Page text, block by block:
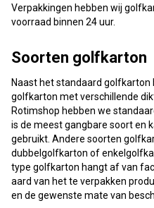
Verpakkingen hebben wij
voorraad binnen 24 uur.
Soorten golfkarton
Naast het standaard golfkarton
golfkarton met verschillende
Rotimshop hebben we
is de meest gangbare soort en
gebruikt. Andere soorten
dubbelgolfkarton of
type golfkarton hangt af van
aard van het te verpakken
en de gewenste mate van